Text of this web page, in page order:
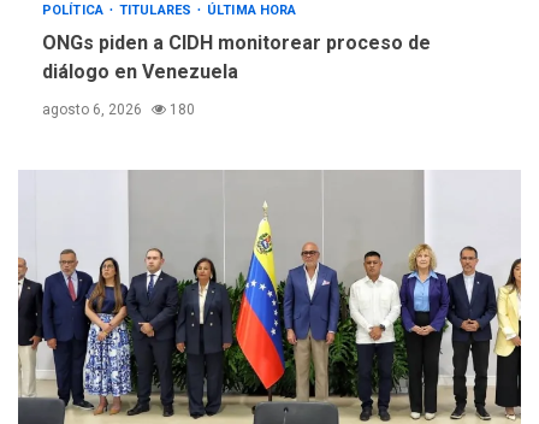
POLÍTICA TITULARES ÚLTIMA HORA
ONGs piden a CIDH monitorear proceso de
diálogo en Venezuela
agosto 6, 2026 180